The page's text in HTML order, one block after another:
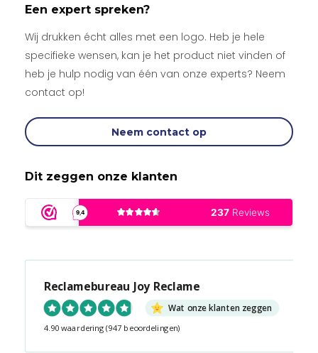
Een expert spreken?
Wij drukken écht alles met een logo. Heb je hele
specifieke wensen, kan je het product niet vinden of
heb je hulp nodig van één van onze experts? Neem
contact op!
Neem contact op
Dit zeggen onze klanten
Reclamebureau Joy Reclame
Wat onze klanten zeggen
4.90 waardering (947 beoordelingen)